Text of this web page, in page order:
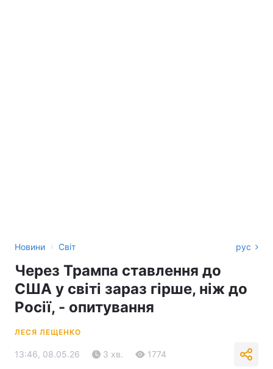
Новини › Світ рус
Через Трампа ставлення до
США у світі зараз гірше, ніж до
Росії, - опитування
ЛЕСЯ ЛЕЩЕНКО
13:46, 08.05.26 3 хв. 1774